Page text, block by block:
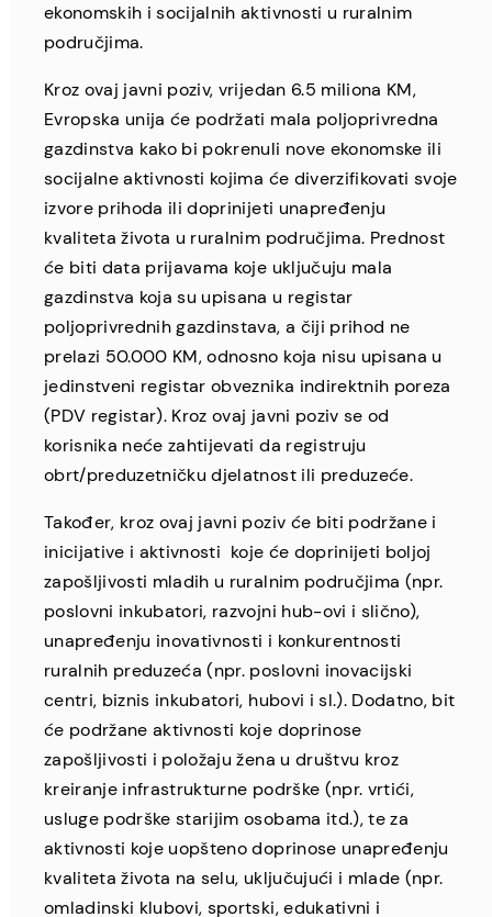
ekonomskih i socijalnih aktivnosti u ruralnim
područjima.
Kroz ovaj javni poziv, vrijedan 6.5 miliona KM,
Evropska unija će podržati mala poljoprivredna
gazdinstva kako bi pokrenuli nove ekonomske ili
socijalne aktivnosti kojima će diverzifikovati svoje
izvore prihoda ili doprinijeti unapređenju
kvaliteta života u ruralnim područjima. Prednost
će biti data prijavama koje uključuju mala
gazdinstva koja su upisana u registar
poljoprivrednih gazdinstava, a čiji prihod ne
prelazi 50.000 KM, odnosno koja nisu upisana u
jedinstveni registar obveznika indirektnih poreza
(PDV registar). Kroz ovaj javni poziv se od
korisnika neće zahtijevati da registruju
obrt/preduzetničku djelatnost ili preduzeće.
Također, kroz ovaj javni poziv će biti podržane i
inicijative i aktivnosti koje će doprinijeti boljoj
zapošljivosti mladih u ruralnim područjima (npr.
poslovni inkubatori, razvojni hub-ovi i slično),
unapređenju inovativnosti i konkurentnosti
ruralnih preduzeća (npr. poslovni inovacijski
centri, biznis inkubatori, hubovi i sl.). Dodatno, bit
će podržane aktivnosti koje doprinose
zapošljivosti i položaju žena u društvu kroz
kreiranje infrastrukturne podrške (npr. vrtići,
usluge podrške starijim osobama itd.), te za
aktivnosti koje uopšteno doprinose unapređenju
kvaliteta života na selu, uključujući i mlade (npr.
omladinski klubovi, sportski, edukativni i